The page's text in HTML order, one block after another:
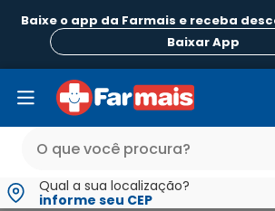
Baixe o app da Farmais e receba
Baixar App
Qual a sua localização?
informe seu CEP